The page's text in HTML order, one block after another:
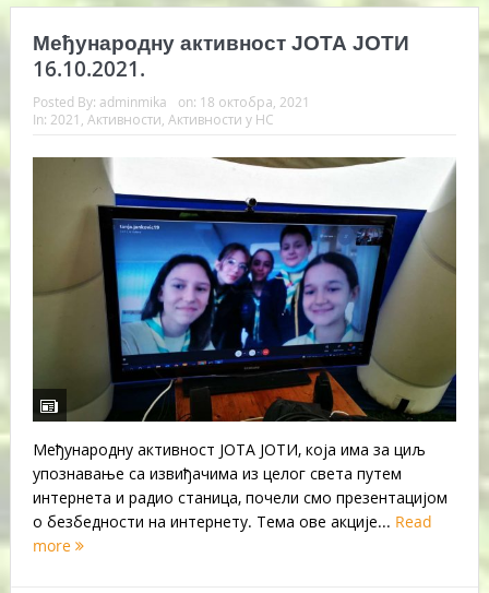
Међународну активност ЈОТА ЈОТИ
16.10.2021.
Posted By: adminmika on: 18 октобра, 2021
In: 2021 Активности Активности у НС
Међународну активност ЈОТА ЈОТИ, која има за циљ
упознавање са извиђачима из целог света путем
интернета и радио станица, почели смо презентацијом
о безбедности на интернету. Тема ове акције... Read
more